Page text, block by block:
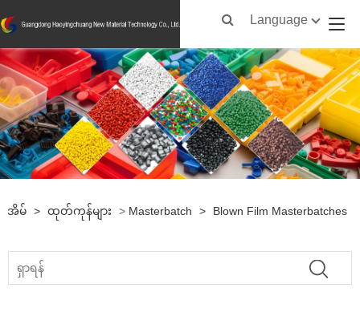
Language
အိမ် > ထုတ်ကုန်များ > Masterbatch > Blown Film Masterbatches